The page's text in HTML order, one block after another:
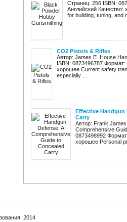
Страниц: 256 ISBN:
Английский
for building, tuning, and
CO2 Pistols & Rifles
Автор: James E. House
ISBN: 0873496787
хорошее Current safety
especially ...
Effective Handgun
Carry
Автор: Frank
Comprehensive
0873498992
хорошее Personal
2014